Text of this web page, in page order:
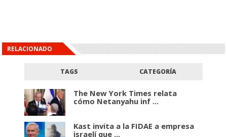
RELACIONADO
TAGS CATEGORÍA
The New York Times relata
cómo Netanyahu inf ...
Kast invita a la FIDAE a empresa
israelí que ...